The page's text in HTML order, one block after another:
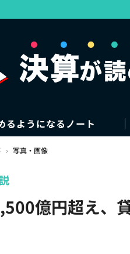
るようになるノート
› 写真・画像
億円超え、